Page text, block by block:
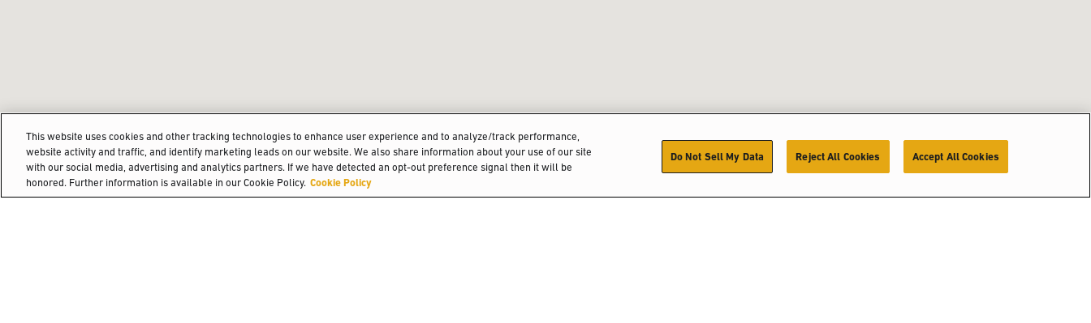
This website uses cookies and other tracking technologies to enhance user experience and to analyze/track performance,
website activity and traffic, and identify marketing leads on our website. We also share information about your use of our site
with our social media, advertising and analytics partners. If we have detected an opt-out preference signal then it will be
honored. Further information is available in our Cookie Policy. Cookie Policy
Do Not Sell My Data Reject All Cookies Accept All Cookies